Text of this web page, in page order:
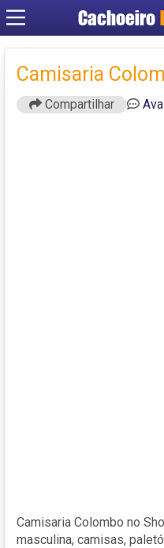
Cachoeiro
Camisaria
Compartilhar
Camisaria Colombo no
masculina, camisas,